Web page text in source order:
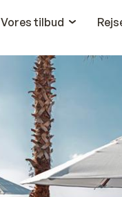
Vores tilbud